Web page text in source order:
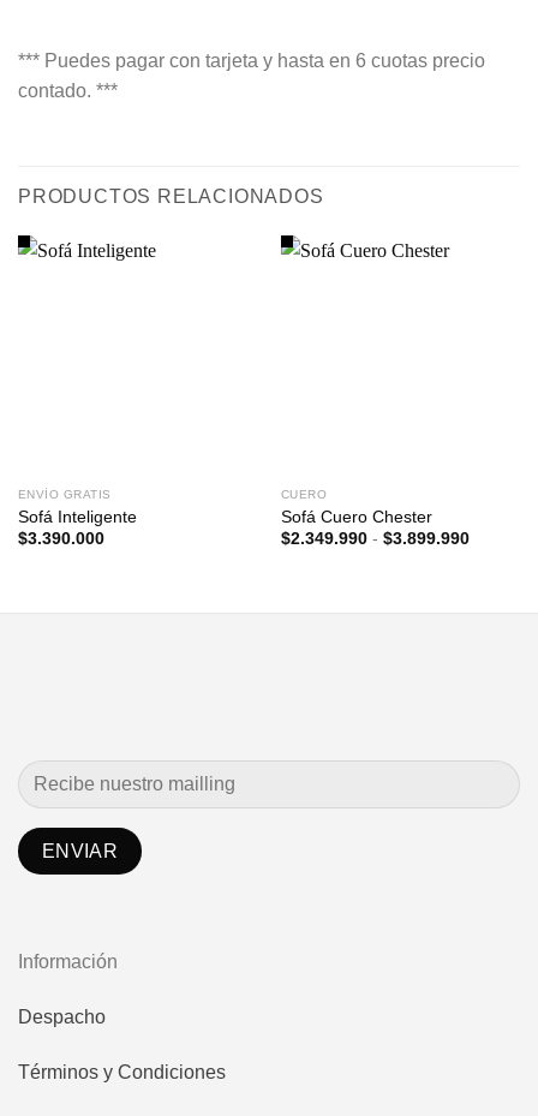
*** Puedes pagar con tarjeta y hasta en 6 cuotas precio
contado. ***
PRODUCTOS RELACIONADOS
ENVÍO GRATIS
Sofá Inteligente
$3.390.000
CUERO
Sofá Cuero Chester
$2.349.990 - $3.899.990Rango
Información
Despacho
Términos y Condiciones